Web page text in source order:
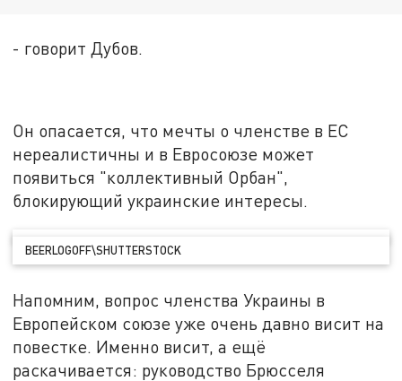
- говорит Дубов.
Он опасается, что мечты о членстве в ЕС
нереалистичны и в Евросоюзе может
появиться "коллективный Орбан",
блокирующий украинские интересы.
BEERLOGOFF\SHUTTERSTOCK
Напомним, вопрос членства Украины в
Европейском союзе уже очень давно висит на
повестке. Именно висит, а ещё
раскачивается: руководство Брюсселя